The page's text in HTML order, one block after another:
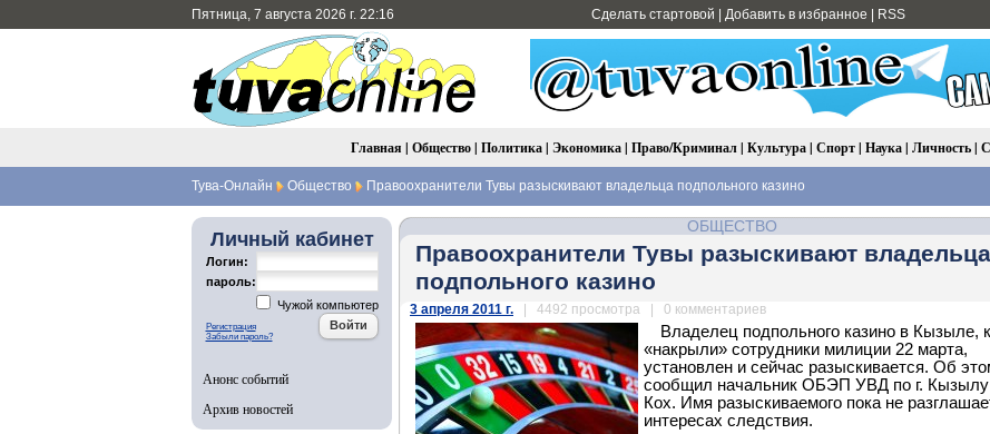
Пятница, 7 августа 2026 г. 22:16 Сделать стартовой Добавить в избранное RSS
Главная | Общество| Политика| Экономика| Право/Криминал| Культура| Спорт| Наука| Личность|
Тува-Онлайн Общество Правоохранители Тувы разыскивают владельца подпольного казино
Личный кабинет
Логин:
пароль:
Чужой компьютер
Регистрация
Забыли пароль?
Анонс событий
Архив новостей
ОБЩЕСТВО
Правоохранители Тувы разыскивают владельца
подпольного казино
3 апреля 2011 г. | 4492 просмотра | 0 комментариев
Владелец подпольного казино в Кызыле,
«накрыли» сотрудники милиции 22 марта,
установлен и сейчас разыскивается. Об
сообщил начальник ОБЭП УВД по г. Кызылу
Кох. Имя разыскиваемого пока не
интересах следствия.